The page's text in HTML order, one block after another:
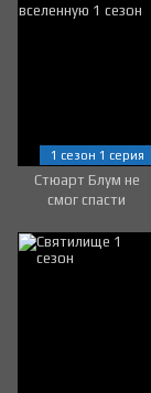
Стюарт Блум не
смог спасти
1 сезон 1 серия